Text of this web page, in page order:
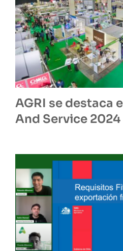
AGRI se destaca
And Service 2024